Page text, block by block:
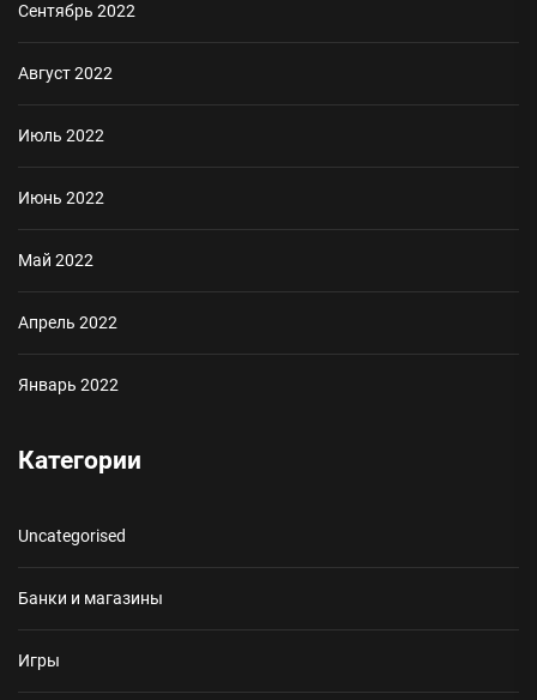
Сентябрь 2022
Август 2022
Июль 2022
Июнь 2022
Май 2022
Апрель 2022
Январь 2022
Категории
Uncategorised
Банки и магазины
Игры